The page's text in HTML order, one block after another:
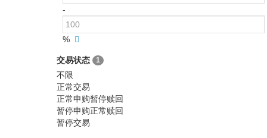
-
%
交易状态 1
不限
正常交易
正常申购暂停赎回
暂停申购正常赎回
暂停交易